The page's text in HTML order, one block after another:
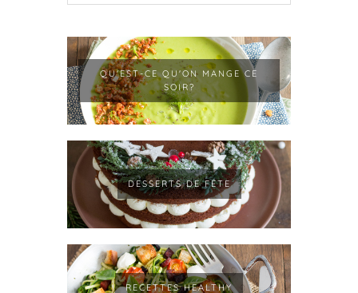
QU'EST-CE QU'ON MANGE CE
SOIR?
DESSERTS DE FÊTE
RECETTES HEALTHY